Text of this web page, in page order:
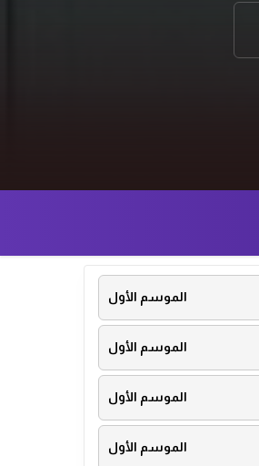
الموسم الأول
الموسم الأول
الموسم الأول
الموسم الأول